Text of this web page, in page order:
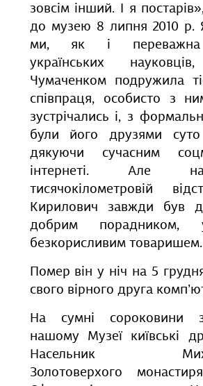
зовсім інший. І я
до музею 8 липня 2010 р.
ми, як і переважна
українських
Чумаченком подружила
співпраця, особисто з
зустрічались і, з
були його друзями суто
дякуючи сучасним
інтернеті. Але
тисячокілометровій
Кирилович завжди був
добрим порадником,
безкорисливим товаришем.
Помер він у ніч на 5
свого вірного друга
На сумні сороковини
нашому Музеї київські
Насельник
Золотоверхого